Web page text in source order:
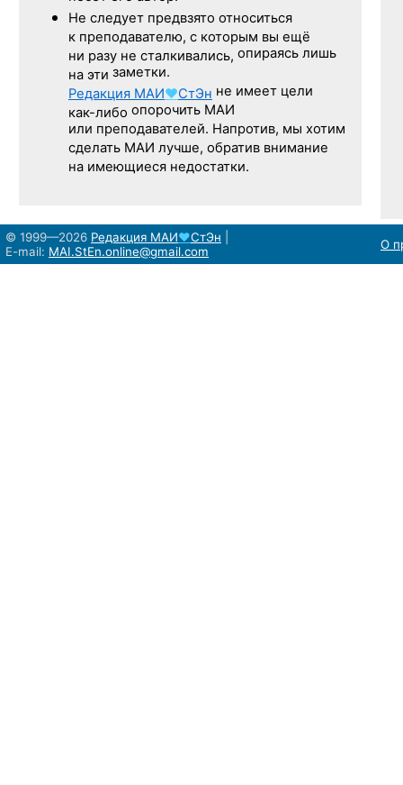
Не следует предвзято относиться
к преподавателю, с которым вы ещё
ни разу не сталкивались, опираясь лишь
на эти заметки.
Редакция МАИ♥СтЭн не имеет цели
как-либо опорочить МАИ
или преподавателей. Напротив, мы хотим
сделать МАИ лучше, обратив внимание
на имеющиеся недостатки.
© 1999—2026 Редакция МАИ♥СтЭн
E-mail: MAI.StEn.online@gmail.com О